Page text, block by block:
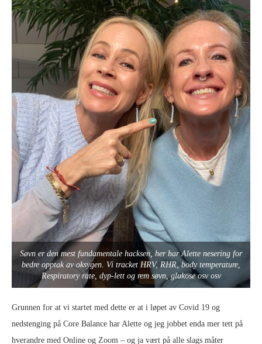
Søvn er den mest fundamentale hacksen, her har Alette nesering for
bedre opptak av oksygen. Vi tracket HRV, RHR, body temperature,
Respiratory rate, dyp-lett og rem søvn, glukose osv osv
Grunnen for at vi startet med dette er at i løpet av Covid 19 og
nedstenging på Core Balance har Alette og jeg jobbet enda mer tett på
hverandre med Online og Zoom – og ja vært på alle slags måter